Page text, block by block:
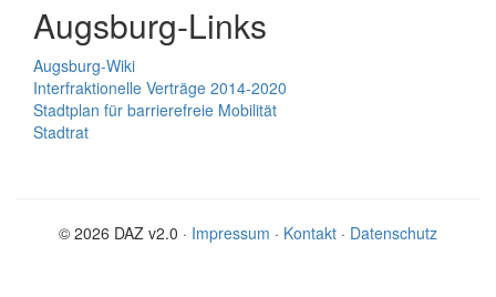
Augsburg-Links
Augsburg-Wiki
Interfraktionelle Verträge 2014-2020
Stadtplan für barrierefreie Mobilität
Stadtrat
© 2026 DAZ v2.0 · Impressum · Kontakt · Datenschutz